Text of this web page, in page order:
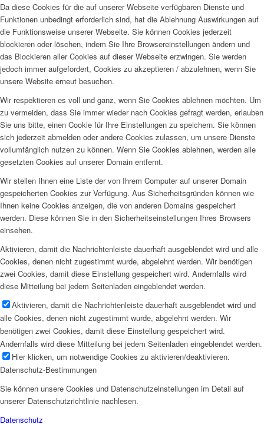
Da diese Cookies für die auf unserer Webseite verfügbaren Dienste und
Funktionen unbedingt erforderlich sind, hat die Ablehnung Auswirkungen auf
die Funktionsweise unserer Webseite. Sie können Cookies jederzeit
blockieren oder löschen, indem Sie Ihre Browsereinstellungen ändern und
das Blockieren aller Cookies auf dieser Webseite erzwingen. Sie werden
jedoch immer aufgefordert, Cookies zu akzeptieren / abzulehnen, wenn Sie
unsere Website erneut besuchen.
Wir respektieren es voll und ganz, wenn Sie Cookies ablehnen möchten. Um
zu vermeiden, dass Sie immer wieder nach Cookies gefragt werden, erlauben
Sie uns bitte, einen Cookie für Ihre Einstellungen zu speichern. Sie können
sich jederzeit abmelden oder andere Cookies zulassen, um unsere Dienste
vollumfänglich nutzen zu können. Wenn Sie Cookies ablehnen, werden alle
gesetzten Cookies auf unserer Domain entfernt.
Wir stellen Ihnen eine Liste der von Ihrem Computer auf unserer Domain
gespeicherten Cookies zur Verfügung. Aus Sicherheitsgründen können wie
Ihnen keine Cookies anzeigen, die von anderen Domains gespeichert
werden. Diese können Sie in den Sicherheitseinstellungen Ihres Browsers
einsehen.
Aktivieren, damit die Nachrichtenleiste dauerhaft ausgeblendet wird und alle
Cookies, denen nicht zugestimmt wurde, abgelehnt werden. Wir benötigen
zwei Cookies, damit diese Einstellung gespeichert wird. Andernfalls wird
diese Mitteilung bei jedem Seitenladen eingeblendet werden.
Aktivieren, damit die Nachrichtenleiste dauerhaft ausgeblendet wird und
alle Cookies, denen nicht zugestimmt wurde, abgelehnt werden. Wir
benötigen zwei Cookies, damit diese Einstellung gespeichert wird.
Andernfalls wird diese Mitteilung bei jedem Seitenladen eingeblendet werden.
Hier klicken, um notwendige Cookies zu aktivieren/deaktivieren.
Datenschutz-Bestimmungen
Sie können unsere Cookies und Datenschutzeinstellungen im Detail auf
unserer Datenschutzrichtlinie nachlesen.
Datenschutz